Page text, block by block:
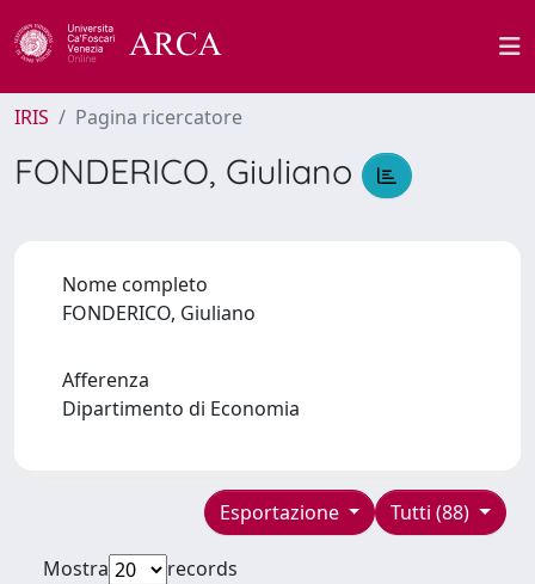
IRIS Pagina ricercatore
FONDERICO, Giuliano
Nome completo
FONDERICO, Giuliano
Afferenza
Dipartimento di Economia
Tutti (88)
Esportazione
Mostra
records